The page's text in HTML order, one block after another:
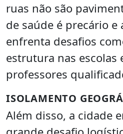
ruas não são
de saúde é precário e
enfrenta desafios
estrutura nas escolas
professores
ISOLAMENTO
Além disso, a cidade